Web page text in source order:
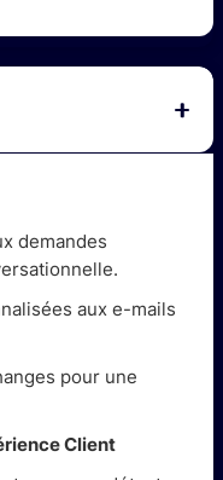
demandes
aux e-mails
pour une
Client